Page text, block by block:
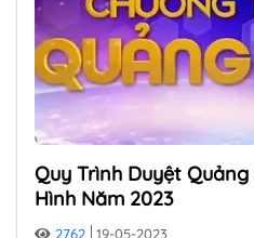
Quy Trình Duyệt
Hình Năm 2023
2762 19-05-2023